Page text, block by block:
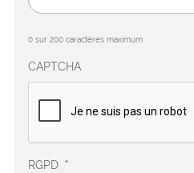
0 sur 200 caractères maximum
CAPTCHA
RGPD *